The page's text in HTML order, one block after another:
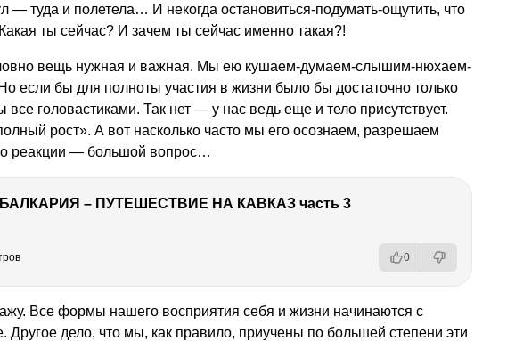
— туда и полетела… И некогда остановиться-подумать-ощутить, что
ты сейчас? И зачем ты сейчас именно такая?!
вещь нужная и важная. Мы ею кушаем-думаем-слышим-нюхаем-
если бы для полноты участия в жизни было бы достаточно только
головастиками. Так нет — у нас ведь еще и тело присутствует.
рост». А вот насколько часто мы его осознаем, разрешаем
реакции — большой вопрос…
– ПУТЕШЕСТВИЕ НА КАВКАЗ часть 3
0
Все формы нашего восприятия себя и жизни начинаются с
Другое дело, что мы, как правило, приучены по большей степени эти